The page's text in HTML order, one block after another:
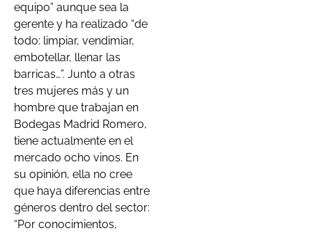
equipo” aunque sea la
gerente y ha realizado “de
todo: limpiar, vendimiar,
embotellar, llenar las
barricas…”. Junto a otras
tres mujeres más y un
hombre que trabajan en
Bodegas Madrid Romero,
tiene actualmente en el
mercado ocho vinos. En
su opinión, ella no cree
que haya diferencias entre
géneros dentro del sector:
“Por conocimientos,